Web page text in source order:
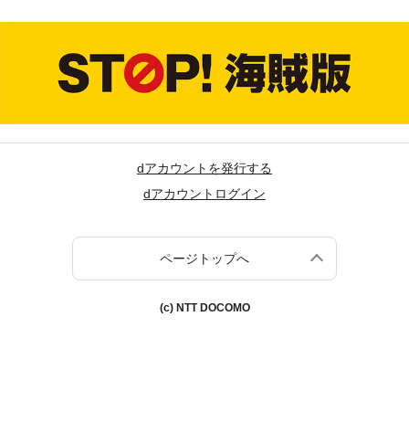
dアカウントを発行する
dアカウントログイン
ページトップへ
(c) NTT DOCOMO